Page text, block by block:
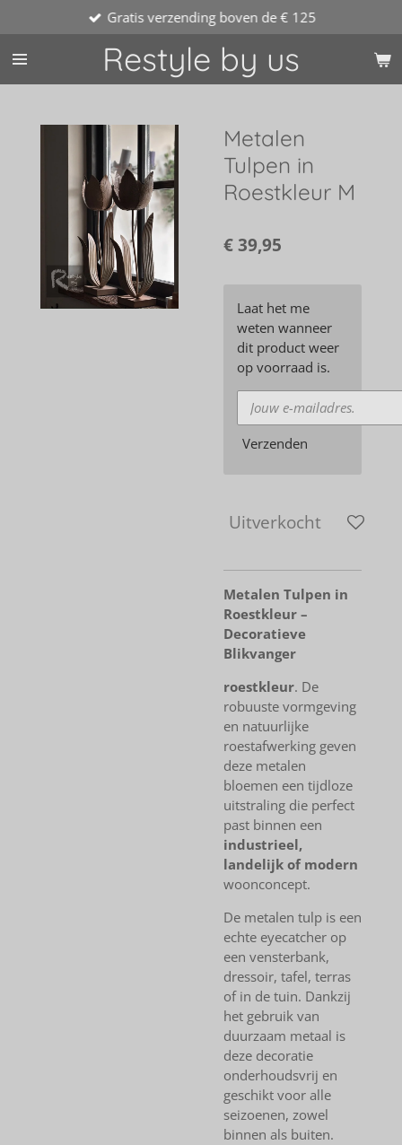
direct
naar
Restyle by us
Gratis verzending boven de € 125
Metalen
Tulpen in
Roestkleur M
€ 39,95
Laat het me
weten wanneer
dit product weer
op voorraad is.
Verzenden
Uitverkocht
Metalen Tulpen in
Roestkleur –
Decoratieve
Blikvanger
roestkleur. De
robuuste vormgeving
en natuurlijke
roestafwerking geven
deze metalen
bloemen een tijdloze
uitstraling die perfect
past binnen een
industrieel,
landelijk of modern
woonconcept.
De metalen tulp is een
echte eyecatcher op
een vensterbank,
dressoir, tafel, terras
of in de tuin. Dankzij
het gebruik van
duurzaam metaal is
deze decoratie
onderhoudsvrij en
geschikt voor alle
seizoenen, zowel
binnen als buiten.